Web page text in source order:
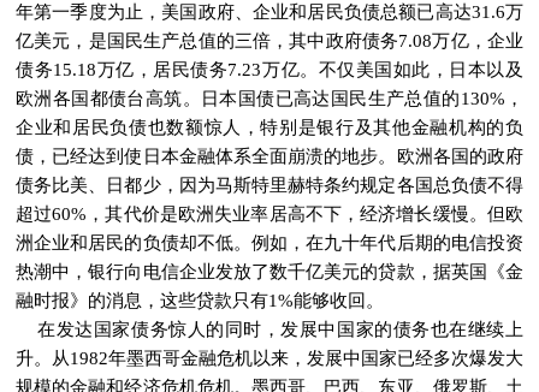
年第一季度为止，美国政府、企业和居民负债总额已高达31.6万
亿美元，是国民生产总值的三倍，其中政府债务7.08万亿，企业
债务15.18万亿，居民债务7.23万亿。不仅美国如此，日本以及
欧洲各国都债台高筑。日本国债已高达国民生产总值的130%，
企业和居民负债也数额惊人，特别是银行及其他金融机构的负
债，已经达到使日本金融体系全面崩溃的地步。欧洲各国的政府
债务比美、日都少，因为马斯特里赫特条约规定各国总负债不得
超过60%，其代价是欧洲失业率居高不下，经济增长缓慢。但欧
洲企业和居民的负债却不低。例如，在九十年代后期的电信投资
热潮中，银行向电信企业发放了数千亿美元的贷款，据英国《金
融时报》的消息，这些贷款只有1%能够收回。
在发达国家债务惊人的同时，发展中国家的债务也在继续上
升。从1982年墨西哥金融危机以来，发展中国家已经多次爆发大
规模的金融和经济危机危机。墨西哥、巴西、东亚、俄罗斯、土